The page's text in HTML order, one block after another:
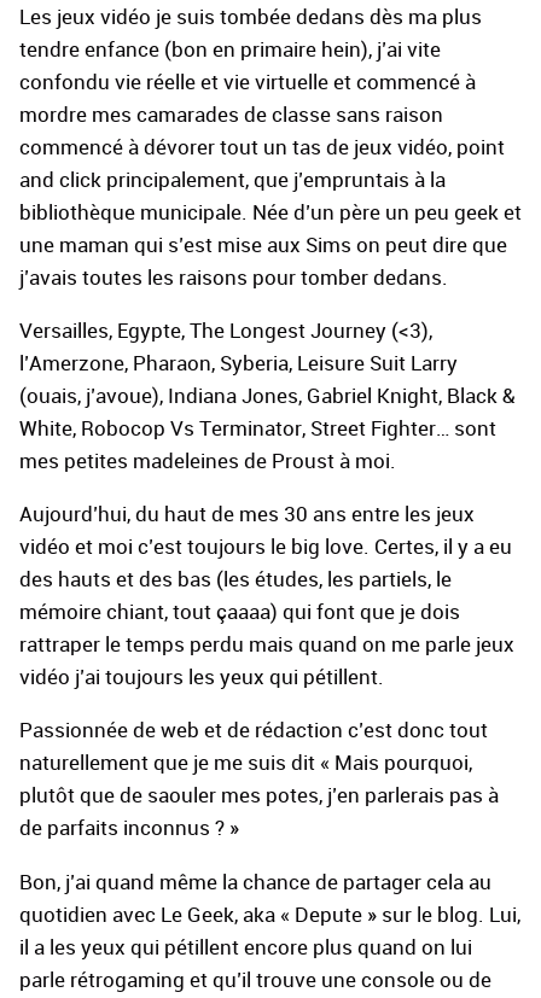
Les jeux vidéo je suis tombée dedans dès ma plus
tendre enfance (bon en primaire hein), j’ai vite
confondu vie réelle et vie virtuelle et commencé à
mordre mes camarades de classe sans raison
commencé à dévorer tout un tas de jeux vidéo, point
and click principalement, que j’empruntais à la
bibliothèque municipale. Née d’un père un peu geek et
une maman qui s’est mise aux Sims on peut dire que
j’avais toutes les raisons pour tomber dedans.
Versailles, Egypte, The Longest Journey (<3),
l’Amerzone, Pharaon, Syberia, Leisure Suit Larry
(ouais, j’avoue), Indiana Jones, Gabriel Knight, Black &
White, Robocop Vs Terminator, Street Fighter… sont
mes petites madeleines de Proust à moi.
Aujourd’hui, du haut de mes 30 ans entre les jeux
vidéo et moi c’est toujours le big love. Certes, il y a eu
des hauts et des bas (les études, les partiels, le
mémoire chiant, tout çaaaa) qui font que je dois
rattraper le temps perdu mais quand on me parle jeux
vidéo j’ai toujours les yeux qui pétillent.
Passionnée de web et de rédaction c’est donc tout
naturellement que je me suis dit « Mais pourquoi,
plutôt que de saouler mes potes, j’en parlerais pas à
de parfaits inconnus ? »
Bon, j’ai quand même la chance de partager cela au
quotidien avec Le Geek, aka « Depute » sur le blog. Lui,
il a les yeux qui pétillent encore plus quand on lui
parle rétrogaming et qu’il trouve une console ou de